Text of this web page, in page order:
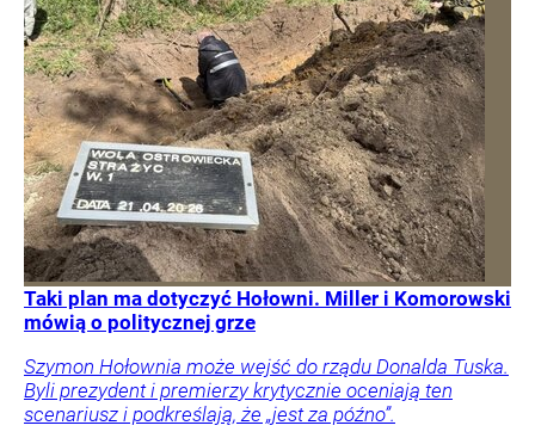
Taki plan ma dotyczyć Hołowni. Miller i Komorowski
mówią o politycznej grze
Szymon Hołownia może wejść do rządu Donalda Tuska.
Byli prezydent i premierzy krytycznie oceniają ten
scenariusz i podkreślają, że „jest za późno”.